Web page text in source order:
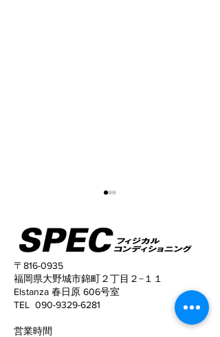
左のおしりの痛みはほと
んどなくなりました。
〒816-0935
福岡県大野城市錦町２丁目２−１１
Elstanza 春日原 606号室
TEL 090-9329-6281
​営業時間